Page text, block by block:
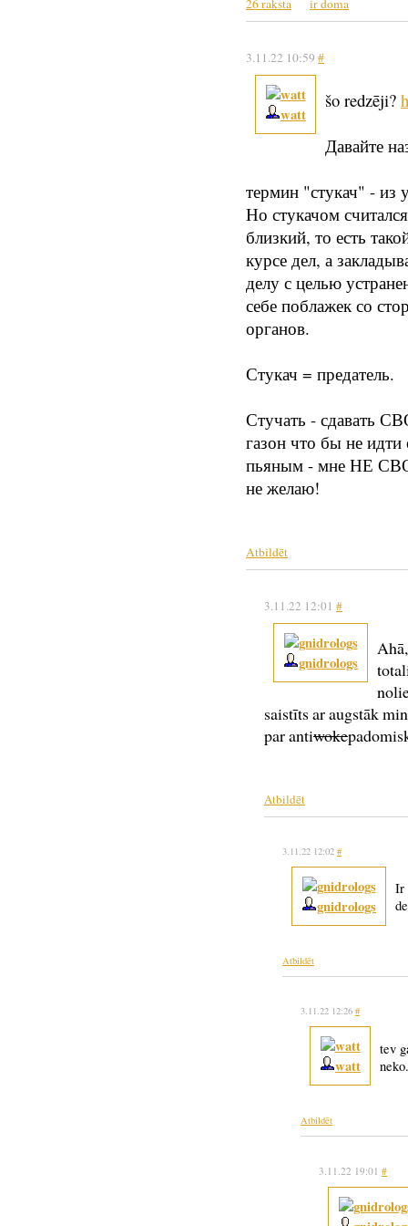
26 raksta ir doma
3.11.22 10:59 #
watt
šo redzēji?
Давайте
термин "стукач" - из
Но стукачом
близкий, то есть
курсе дел, а
делу с целью
себе поблажек со
органов.
Стукач = предатель.
Стучать - сдавать
газон что бы не
пьяным - мне НЕ
не желаю!
Atbildēt
3.11.22 12:01 #
gnidrologs
saistīts ar augstāk
par antiwoke
Atbildēt
3.11.22 12:02 #
gnidrologs
Ir
Atbildēt
3.11.22 12:26 #
watt
tev
neko.
Atbildēt
3.11.22 19:01 #